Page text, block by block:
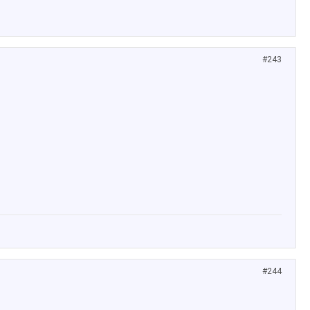
#243
#244